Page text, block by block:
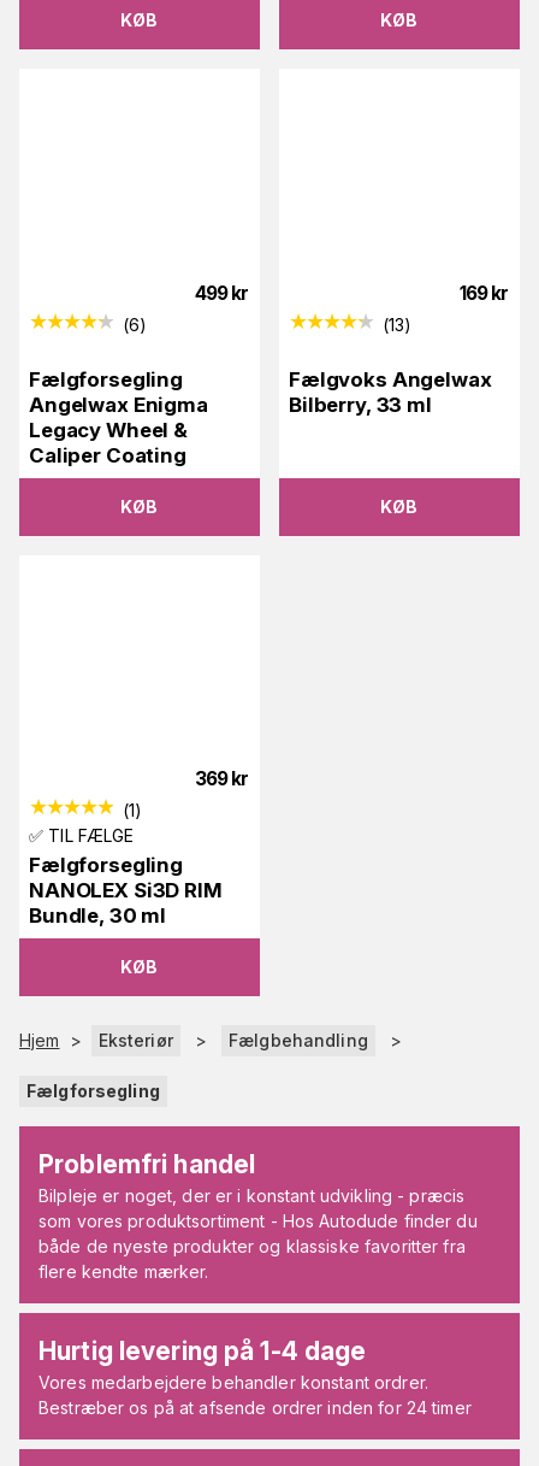
KØB KØB
499 kr
(6)
Fælgforsegling
Angelwax Enigma
Legacy Wheel &
Caliper Coating
KØB
169 kr
(13)
Fælgvoks Angelwax
Bilberry, 33 ml
KØB
369 kr
(1)
✅ TIL FÆLGE
Fælgforsegling
NANOLEX Si3D RIM
Bundle, 30 ml
KØB
Hjem > Eksteriør > Fælgbehandling >
Fælgforsegling
Problemfri handel
Bilpleje er noget, der er i konstant udvikling - præcis
som vores produktsortiment - Hos Autodude finder du
både de nyeste produkter og klassiske favoritter fra
flere kendte mærker.
Hurtig levering på 1-4 dage
Vores medarbejdere behandler konstant ordrer.
Bestræber os på at afsende ordrer inden for 24 timer